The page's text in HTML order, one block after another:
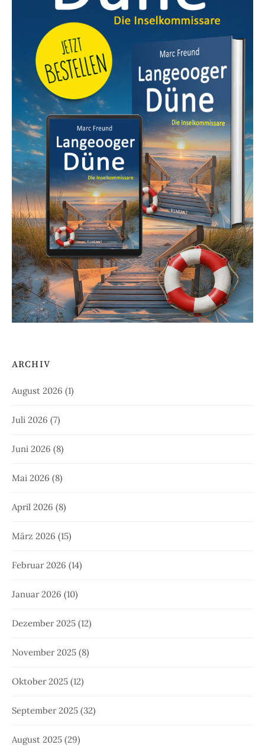
ARCHIV
August 2026 (1)
Juli 2026 (7)
Juni 2026 (8)
Mai 2026 (8)
April 2026 (8)
März 2026 (15)
Februar 2026 (14)
Januar 2026 (10)
Dezember 2025 (12)
November 2025 (8)
Oktober 2025 (12)
September 2025 (32)
August 2025 (29)